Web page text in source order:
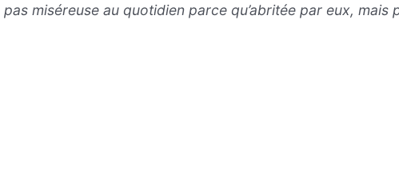
miséreuse au quotidien parce qu’abritée par eux, mais